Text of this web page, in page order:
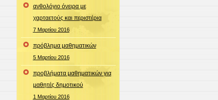
ανθολόγιο όνειρα με
χαρταετούς και περιστέρια
7 Μαρτίου 2016
πρόβλημα μαθηματικών
5 Μαρτίου 2016
προβλήματα μαθηματικών για
μαθητές δημοτικού
1 Μαρτίου 2016